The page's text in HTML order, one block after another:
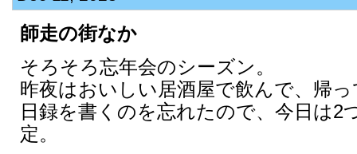
師走の街なか
そろそろ忘年会のシーズン。
昨夜はおいしい居酒屋で飲んで、帰
日録を書くのを忘れたので、今日は2
定。